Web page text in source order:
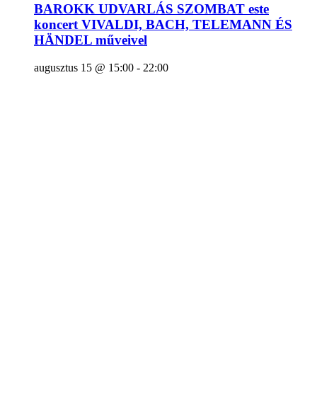
BAROKK UDVARLÁS SZOMBAT este
koncert VIVALDI, BACH, TELEMANN ÉS
HÄNDEL műveivel
augusztus 15 @ 15:00 - 22:00